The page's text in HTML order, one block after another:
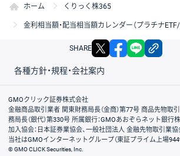
ホーム くりっく株365
金利相当額・配当相当額カレンダー（プラチナ
SHARE X facebook
各種方針・規程・会社案内
取引規程・約款
サイトマップ
その他のご案内
個人情報保護方針
最良執行方針
サイトのご利用について
ディスクレイマー
信託保全
リスク説明
会社案内
GMOクリック証券株式会社
金融商品取引業者 関東財務局長（金商）第77号 商品先物取
務局長（銀代）第330号 所属銀行：GMOあおぞらネット銀行
加入協会：日本証券業協会、一般社団法人 金融先物取引業
当社はGMOインターネットグループ（東証プライム上場
© GMO CLICK Securities, Inc.